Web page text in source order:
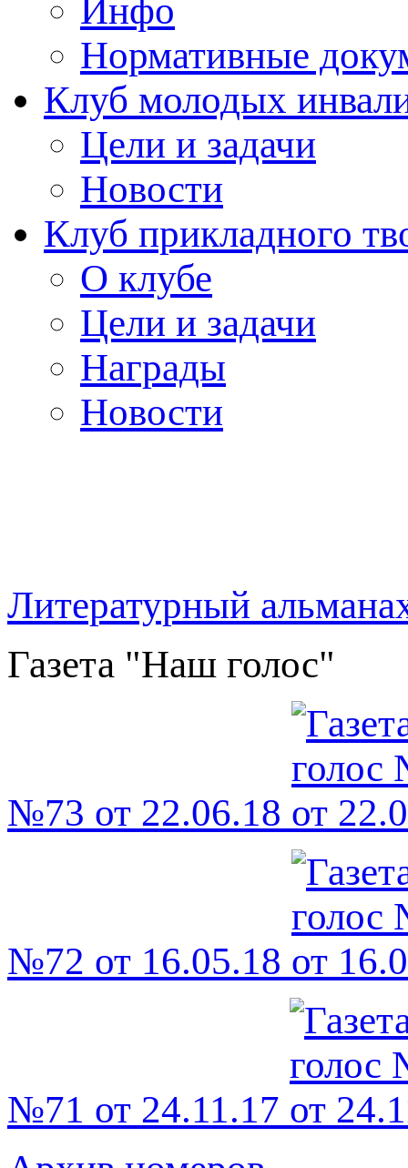
Инфо
Нормативные
Клуб молодых
Цели и задачи
Новости
Клуб прикладного
О клубе
Цели и задачи
Награды
Новости
Литературный
Газета "Наш голос"
№73 от 22.06.18
№72 от 16.05.18
№71 от 24.11.17